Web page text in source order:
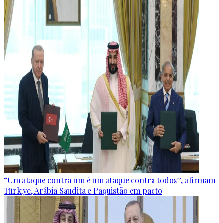
“Um ataque contra um é um ataque contra todos”, afirmam
Türkiye, Arábia Saudita e Paquistão em pacto